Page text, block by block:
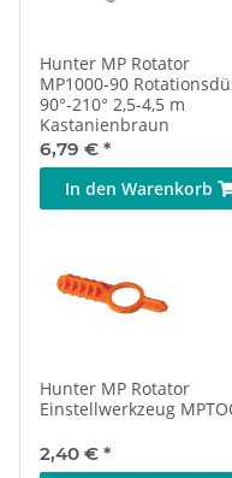
Hunter MP Rotator
MP1000-90
90°-210° 2,5-4,5 m
Kastanienbraun
6,79 € *
In den Warenkorb
Hunter MP Rotator
Einstellwerkzeug
2,40 € *